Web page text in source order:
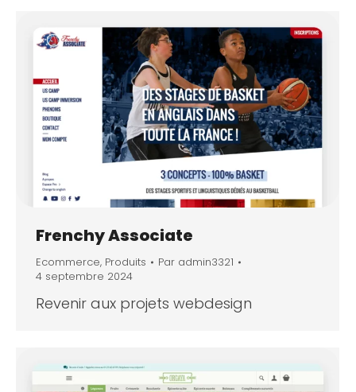
Frenchy Associate
Ecommerce, Produits Par admin3321
4 septembre 2024
Revenir aux projets webdesign